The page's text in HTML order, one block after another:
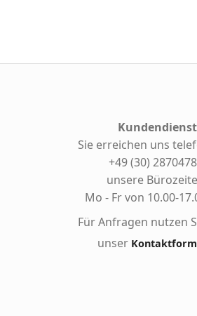
Kundendienst
Sie erreichen uns
+49 (30)
unsere
Mo - Fr von 10.00-
Für Anfragen nutzen
unser